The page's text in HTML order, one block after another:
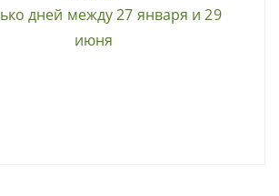
дней между 27 января и 29
июня